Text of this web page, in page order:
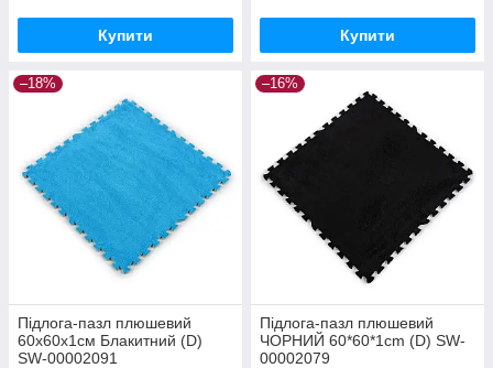
Купити Купити
–18%
Підлога-пазл плюшевий
60х60х1см Блакитний (D)
SW-00002091
–16%
Підлога-пазл плюшевий
ЧОРНИЙ 60*60*1cm (D) SW-
00002079